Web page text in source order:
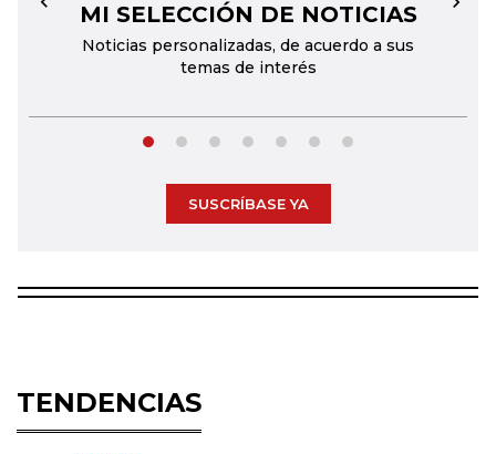
MI SELECCIÓN DE NOTICIAS
Noticias personalizadas, de acuerdo a sus
temas de interés
← →
SUSCRÍBASE YA
TENDENCIAS